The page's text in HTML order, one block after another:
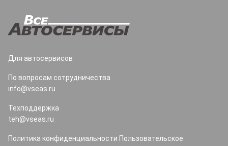
Для автосервисов
По вопросам сотрудничества
info@vseas.ru
Техподдержка
teh@vseas.ru
Политика конфиденциальности Пользовательское